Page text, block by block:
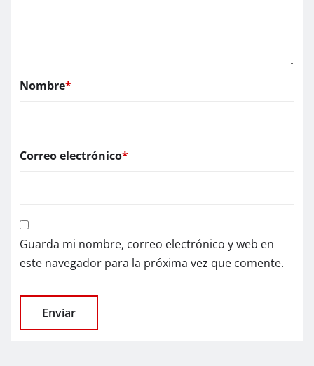
Nombre*
Correo electrónico*
Guarda mi nombre, correo electrónico y web en
este navegador para la próxima vez que comente.